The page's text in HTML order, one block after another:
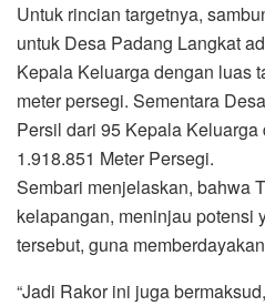
Untuk rincian targetnya,
untuk Desa Padang Langkat
Kepala Keluarga dengan luas
meter persegi. Sementara
Persil dari 95 Kepala
1.918.851 Meter Persegi.
Sembari menjelaskan, bahwa
kelapangan, meninjau potensi
tersebut, guna
“Jadi Rakor ini juga